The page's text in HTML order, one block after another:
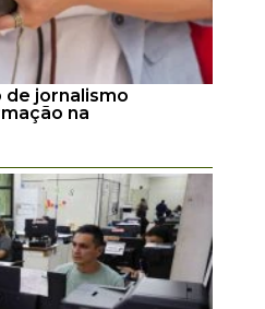
de jornalismo
na